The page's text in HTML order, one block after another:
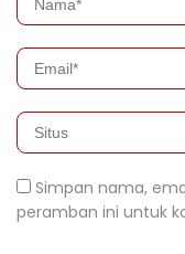
Simpan nama,
peramban ini untuk